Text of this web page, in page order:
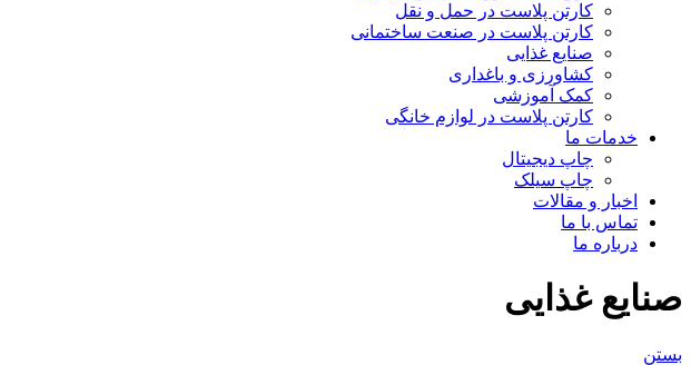
کارتن پلاست در حمل و نقل
کارتن پلاست در صنعت ساختمانی
صنایع غذایی
کشاورزی و باغداری
کمک آموزشی
کارتن پلاست در لوازم خانگی
خدمات ما
چاپ دیجیتال
چاپ سیلک
اخبار و مقالات
تماس با ما
درباره ما
صنایع غذایی
بستن